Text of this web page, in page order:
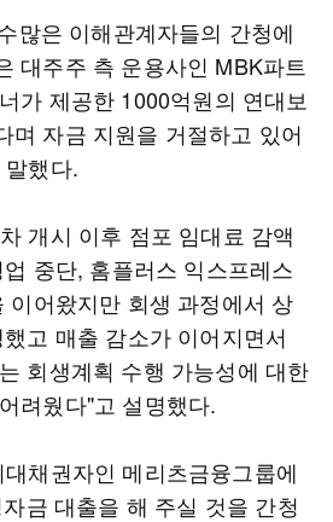
많은 이해관계자들의 간청에
대주주 측 운용사인 MBK파트
가 제공한 1000억원의 연대보
며 자금 지원을 거절하고 있어
했다.
개시 이후 점포 임대료 감액
중단, 홈플러스 익스프레스
이어왔지만 회생 과정에서 상
고 매출 감소가 이어지면서
회생계획 수행 가능성에 대한
려웠다"고 설명했다.
채권자인 메리츠금융그룹에
금 대출을 해 주실 것을 간청